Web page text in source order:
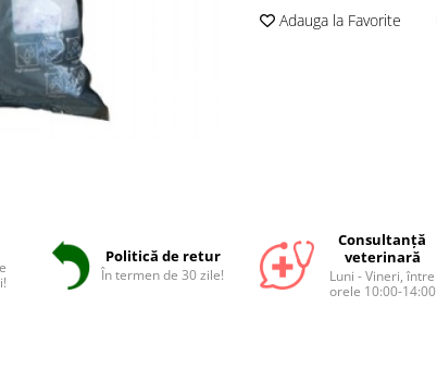
Adauga la Favorite
Politică de retur
În termen de 30 zile!
Consultanță
veterinară
Luni - Vineri, între
orele 10:00-14:00